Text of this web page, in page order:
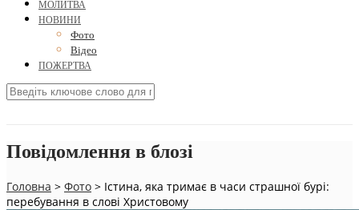
МОЛИТВА
НОВИНИ
Фото
Відео
ПОЖЕРТВА
Повідомлення в блозі
Головна > Фото > Істина, яка тримає в часи страшної бурі:
перебування в слові Христовому